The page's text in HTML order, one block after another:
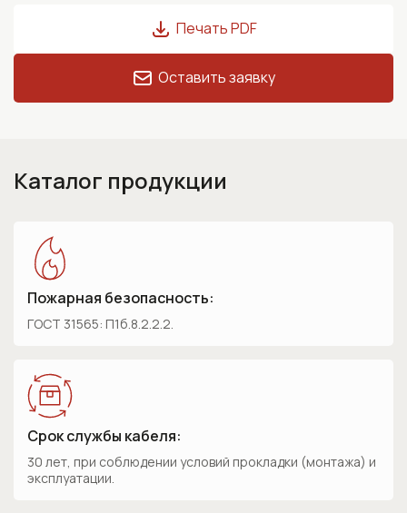
Печать PDF
Оставить заявку
Каталог продукции
Пожарная безопасность:
ГОСТ 31565: П1б.8.2.2.2.
Срок службы кабеля:
30 лет, при соблюдении условий прокладки (монтажа) и
эксплуатации.